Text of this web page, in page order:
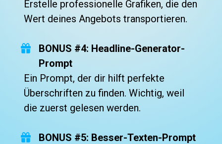
Erstelle professionelle Grafiken, die den
Wert deines Angebots transportieren.
BONUS #4: Headline-Generator-
Prompt
Ein Prompt, der dir hilft perfekte
Überschriften zu finden. Wichtig, weil
die zuerst gelesen werden.
BONUS #5: Besser-Texten-Prompt